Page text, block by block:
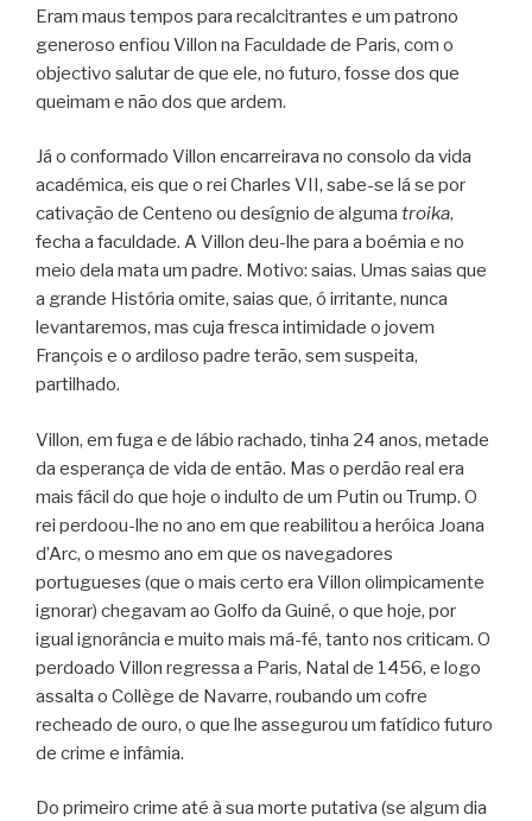
Eram maus tempos para recalcitrantes e um patrono
generoso enfiou Villon na Faculdade de Paris, com o
objectivo salutar de que ele, no futuro, fosse dos que
queimam e não dos que ardem.
Já o conformado Villon encarreirava no consolo da vida
académica, eis que o rei Charles VII, sabe-se lá se por
cativação de Centeno ou desígnio de alguma troika,
fecha a faculdade. A Villon deu-lhe para a boémia e no
meio dela mata um padre. Motivo: saias. Umas saias que
a grande História omite, saias que, ó irritante, nunca
levantaremos, mas cuja fresca intimidade o jovem
François e o ardiloso padre terão, sem suspeita,
partilhado.
Villon, em fuga e de lábio rachado, tinha 24 anos, metade
da esperança de vida de então. Mas o perdão real era
mais fácil do que hoje o indulto de um Putin ou Trump. O
rei perdoou-lhe no ano em que reabilitou a heróica Joana
d’Arc, o mesmo ano em que os navegadores
portugueses (que o mais certo era Villon olimpicamente
ignorar) chegavam ao Golfo da Guiné, o que hoje, por
igual ignorância e muito mais má-fé, tanto nos criticam. O
perdoado Villon regressa a Paris, Natal de 1456, e logo
assalta o Collège de Navarre, roubando um cofre
recheado de ouro, o que lhe assegurou um fatídico futuro
de crime e infâmia.
Do primeiro crime até à sua morte putativa (se algum dia